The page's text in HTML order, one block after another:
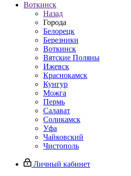
Воткинск
Назад
Города
Белорецк
Березники
Воткинск
Вятские Поляны
Ижевск
Краснокамск
Кунгур
Можга
Пермь
Салават
Соликамск
Уфа
Чайковский
Чистополь
Личный кабинет